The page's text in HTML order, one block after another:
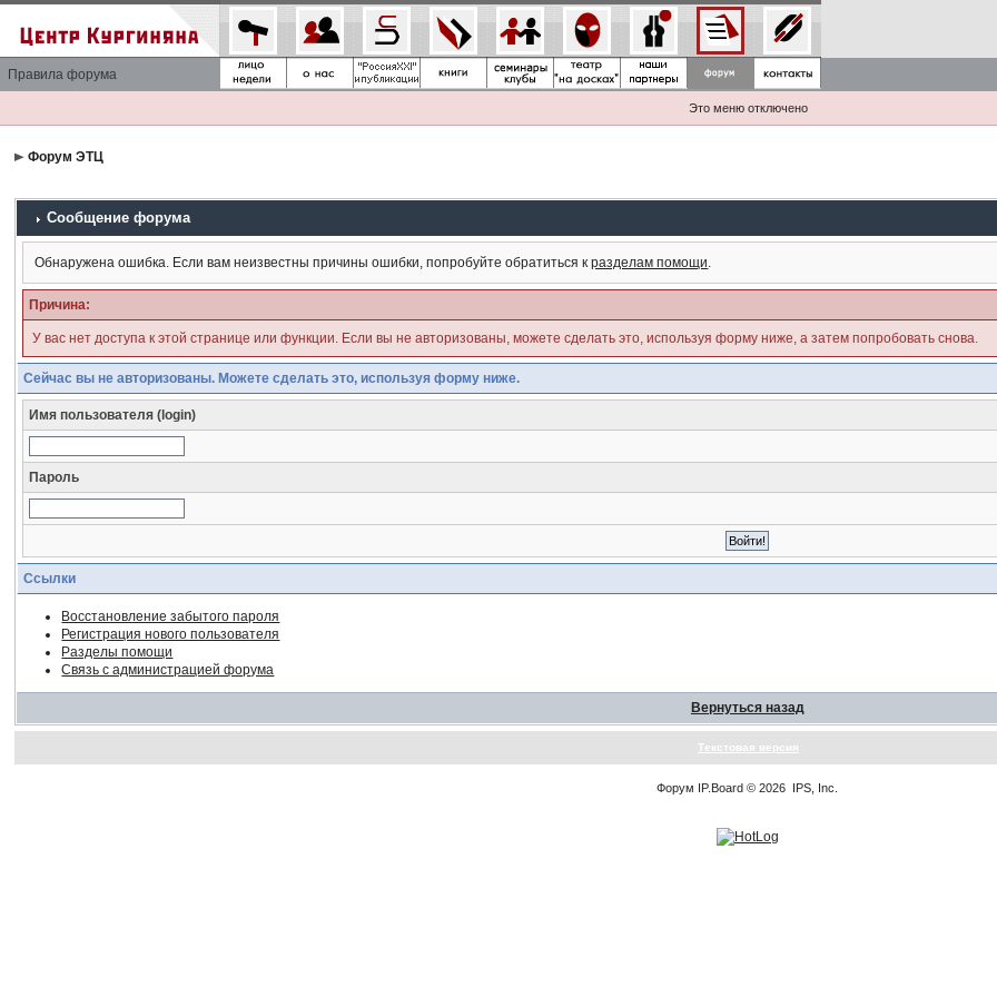
Правила форума
Это меню отключено
Форум ЭТЦ
Сообщение форума
Обнаружена ошибка. Если вам неизвестны причины ошибки, попробуйте обратиться кразделам помощи.
Причина:
У вас нет доступа к этой странице или функции. Если вы не авторизованы, можете сделать это, используя форму ниже, а затем попробовать снова.
Сейчас вы не авторизованы. Можете сделать это, используя форму ниже.
Имя пользователя (login)
Пароль
Ссылки
Восстановление забытого пароля
Регистрация нового пользователя
Разделы помощи
Связь с администрацией форума
Вернуться назад
Текстовая версия
Форум IP.Board © 2026 IPS, Inc